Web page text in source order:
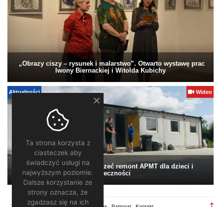
„Obrazy ciszy – rysunek i malarstwo”. Otwarto wystawę prac
Iwony Biernackiej i Witolda Kubichy
Aktualności Wideo
Pomagamy. Warto wesprzeć remont APMT dla dzieci i
społeczności
Ta strona korzysta z
ciasteczek aby
świadczyć usługi na
najwyższym poziomie.
Dalsze korzystanie ze
strony oznacza, że
zgadzasz się na ich